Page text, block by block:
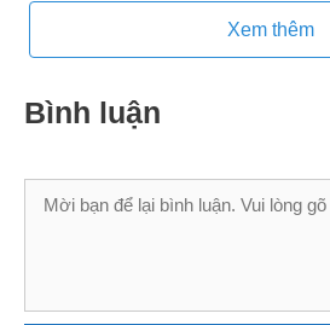
Xem thêm
Bình luận
Bình